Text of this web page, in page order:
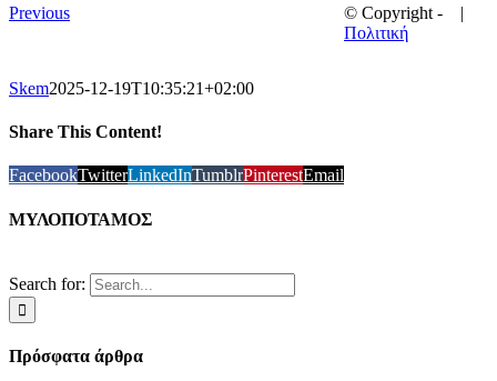
Previous
Skem2025-12-19T10:35:21+02:00
Share This Content!
FacebookTwitterLinkedInTumblrPinterestEmail
ΜΥΛΟΠΟΤΑΜΟΣ
Search for:
Πρόσφατα άρθρα
© Copyright -
|
Πολιτική